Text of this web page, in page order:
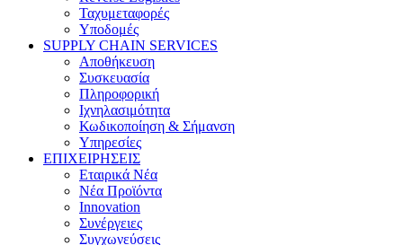
Ταχυμεταφορές
Υποδομές
SUPPLY CHAIN SERVICES
Αποθήκευση
Συσκευασία
Πληροφορική
Ιχνηλασιμότητα
Κωδικοποίηση & Σήμανση
Υπηρεσίες
ΕΠΙΧΕΙΡΗΣΕΙΣ
Εταιρικά Νέα
Νέα Προϊόντα
Innovation
Συνέργειες
Συγχωνεύσεις